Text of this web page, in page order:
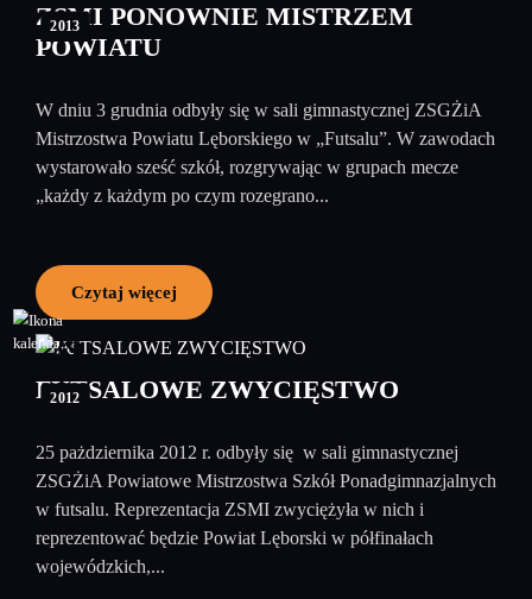
2013
ZSMI PONOWNIE MISTRZEM
POWIATU
W dniu 3 grudnia odbyły się w sali gimnastycznej ZSGŻiA
Mistrzostwa Powiatu Lęborskiego w „Futsalu”. W zawodach
wystarowało sześć szkół, rozgrywając w grupach mecze
„każdy z każdym po czym rozegrano...
Czytaj więcej
29
2012
FUTSALOWE ZWYCIĘSTWO
25 pażdziernika 2012 r. odbyły się w sali gimnastycznej
ZSGŻiA Powiatowe Mistrzostwa Szkół Ponadgimnazjalnych
w futsalu. Reprezentacja ZSMI zwyciężyła w nich i
reprezentować będzie Powiat Lęborski w półfinałach
wojewódzkich,...